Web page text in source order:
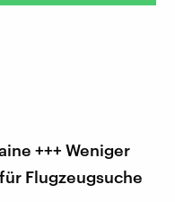
+++ Weniger
Flugzeugsuche